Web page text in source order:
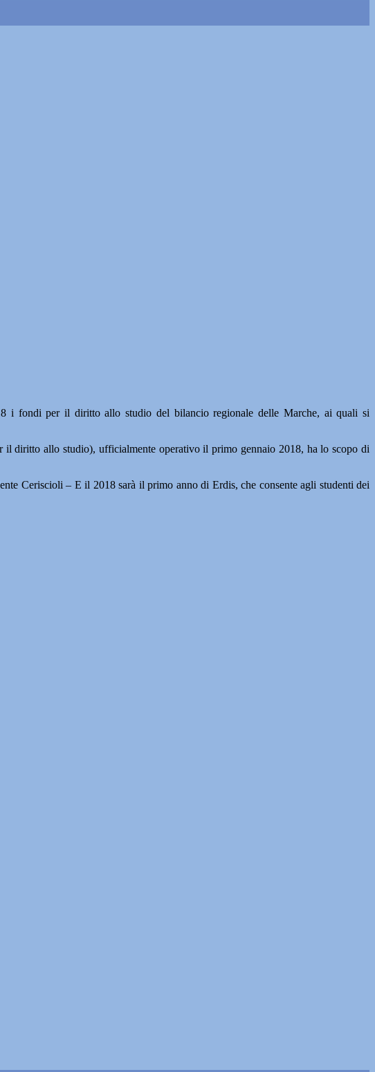
fondi per il diritto allo studio del bilancio regionale delle Marche, ai quali si
il diritto allo studio), ufficialmente operativo il primo gennaio 2018, ha lo scopo di
Ceriscioli – E il 2018 sarà il primo anno di Erdis, che consente agli studenti dei